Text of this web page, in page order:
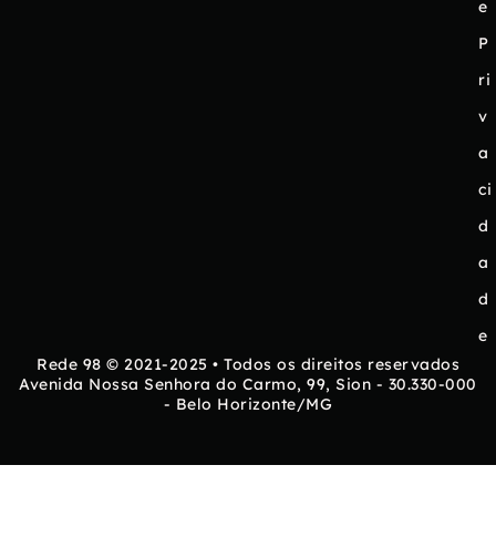
e
P
ri
v
a
ci
d
a
d
e
Rede 98 © 2021-2025 • Todos os direitos reservados
Avenida Nossa Senhora do Carmo, 99, Sion - 30.330-000
- Belo Horizonte/MG